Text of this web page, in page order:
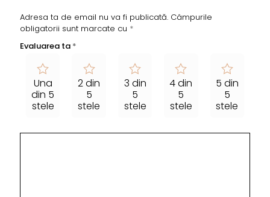
Adresa ta de email nu va fi publicată. Câmpurile
obligatorii sunt marcate cu *
Evaluarea ta *
Una
din 5
stele
2 din
5
stele
3 din
5
stele
4 din
5
stele
5 din
5
stele